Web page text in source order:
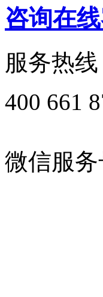
咨询在
服务热线
400 661
微信服务